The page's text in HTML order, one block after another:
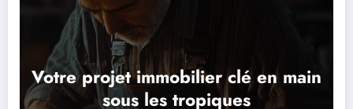
Votre projet immobilier clé en main
sous les tropiques